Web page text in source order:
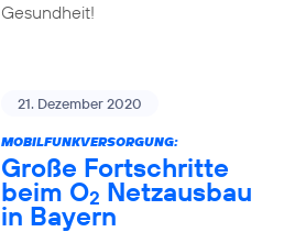
Gesundheit!
21. Dezember 2020
MOBILFUNKVERSORGUNG:
Große Fortschritte
beim O2 Netzausbau
in Bayern